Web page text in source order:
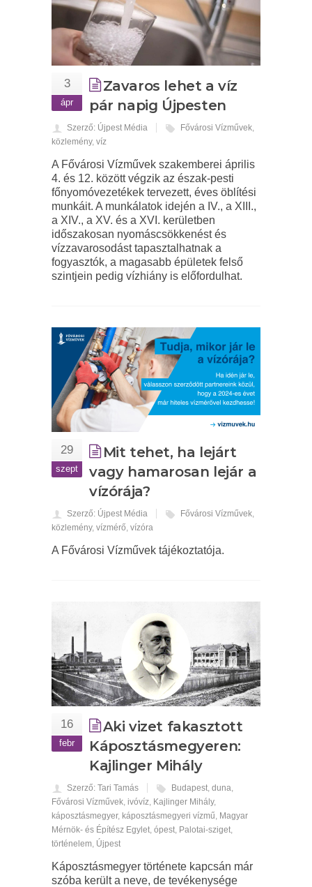
3
ápr
Zavaros lehet a víz
pár napig Újpesten
Szerző: Újpest Média Fővárosi Vízművek
közlemény, víz
A Fővárosi Vízművek szakemberei április
4. és 12. között végzik az észak-pesti
főnyomóvezetékek tervezett, éves öblítési
munkáit. A munkálatok idején a IV., a XIII.,
a XIV., a XV. és a XVI. kerületben
időszakosan nyomáscsökkenést és
vízzavarosodást tapasztalhatnak a
fogyasztók, a magasabb épületek felső
szintjein pedig vízhiány is előfordulhat.
29
szept
Mit tehet, ha lejárt
vagy hamarosan lejár a
vízórája?
Szerző: Újpest Média Fővárosi Vízművek
közlemény, vízmérő vízóra
A Fővárosi Vízművek tájékoztatója.
16
febr
Aki vizet fakasztott
Káposztásmegyeren:
Kajlinger Mihály
Szerző: Tari Tamás Budapest duna
Fővárosi Vízművek ivóvíz Kajlinger Mihály,
káposztásmegyer, káposztásmegyeri vízmű Magyar
Mérnök- és Építész Egylet ópest Palotai-sziget
történelem Újpest
Káposztásmegyer története kapcsán már
szóba került a neve, de tevékenysége